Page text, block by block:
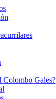
Colombo Gales?